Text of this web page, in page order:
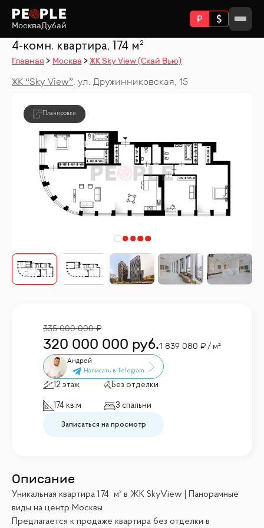
МоскваДубай
4-комн. квартира, 174 м²
Главная Москва ЖК Sky View (Скай Вью)
ЖК “Sky View”, ул. Дружинниковская, 15
Планировки
335 000 000
320 000 000 руб.1 839 080 / м²
Андрей
12 этаж Без отделки
174 кв.м 3 спальни
Записаться на просмотр
Описание
Уникальная квартира 174 м² в ЖК SkyView | Панорамные
виды на центр Москвы
Предлагается к продаже квартира без отделки в